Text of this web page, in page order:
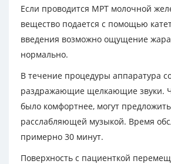
Если проводится МРТ молочной
вещество подается с помощью
введения возможно ощущение
нормально.
В течение процедуры аппаратура
раздражающие щелкающие звуки.
было комфортнее, могут
расслабляющей музыкой. Время
примерно 30 минут.
Поверхность с пациенткой